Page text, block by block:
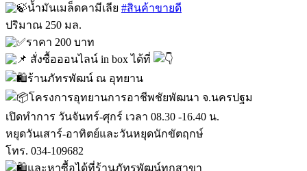
น้ำมันเมล็ดคามีเลีย #สินค้าขายดี
ปริมาณ 250 มล.
ราคา 200 บาท
สั่งซื้อออนไลน์ in box ได้ที่
ร้านภัทรพัฒน์ ณ อุทยาน
โครงการอุทยานการอาชีพชัยพัฒนา จ.นครปฐม
เปิดทำการ วันจันทร์-ศุกร์ เวลา 08.30 -16.40 น.
หยุดวันเสาร์-อาทิตย์และวันหยุดนักขัตฤกษ์
โทร. 034-109682
และหาซื้อได้ที่ร้านภัทรพัฒน์ทุกสาขา